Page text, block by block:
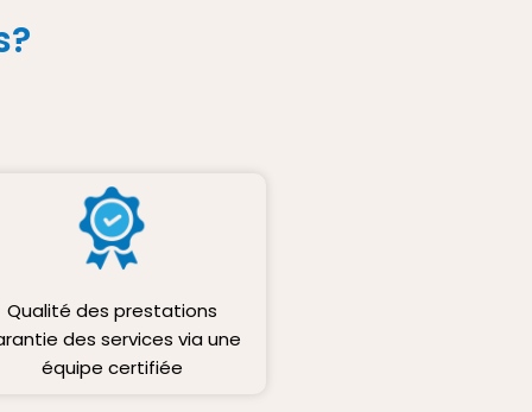
Qualité des prestations
des services via une
équipe certifiée